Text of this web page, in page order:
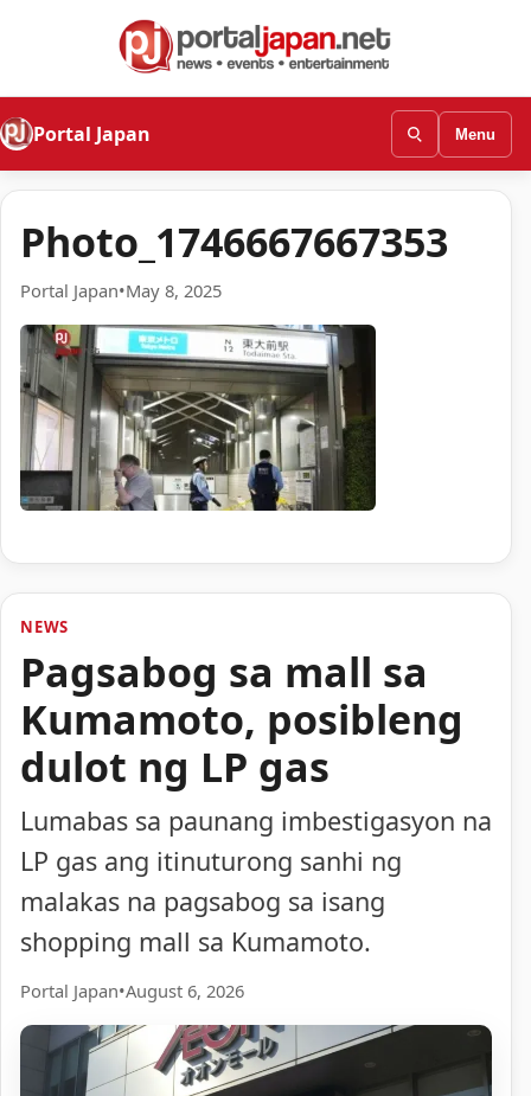
Portal Japan Menu
Photo_1746667667353
Portal Japan•May 8, 2025
NEWS
Pagsabog sa mall sa
Kumamoto, posibleng
dulot ng LP gas
Lumabas sa paunang imbestigasyon na
LP gas ang itinuturong sanhi ng
malakas na pagsabog sa isang
shopping mall sa Kumamoto.
Portal Japan•August 6, 2026